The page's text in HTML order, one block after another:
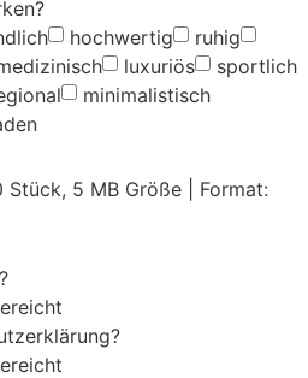
hochwertig
ruhig
luxuriös
sportlich
minimalistisch
Stück, 5 MB Größe | Format: